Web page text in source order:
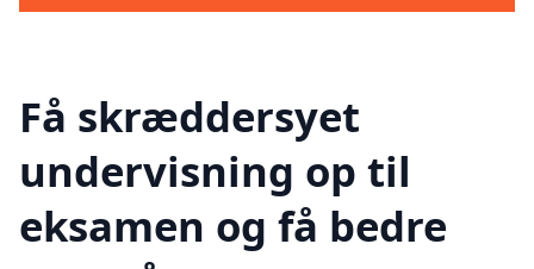
Få skræddersyet
undervisning op til
eksamen og få bedre